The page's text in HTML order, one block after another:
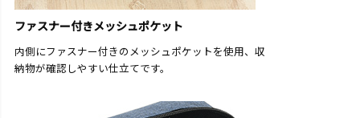
ファスナー付きメッシュポケット
内側にファスナー付きのメッシュポケットを使用、収
納物が確認しやすい仕立てです。